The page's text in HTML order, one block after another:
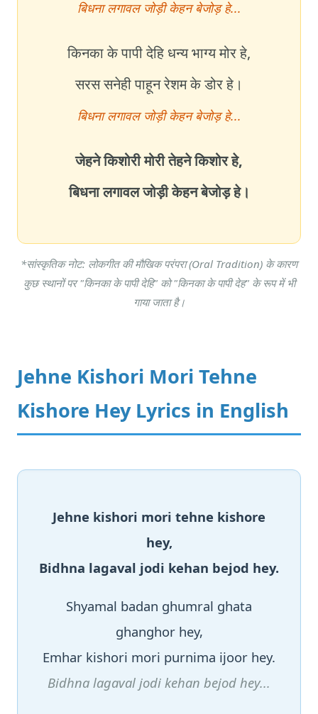
बिधना लगावल जोड़ी केहन बेजोड़ हे...
किनका के पापी देहि धन्य भाग्य मोर हे,
सरस सनेही पाहून रेशम के डोर हे।
बिधना लगावल जोड़ी केहन बेजोड़ हे...
जेहने किशोरी मोरी तेहने किशोर हे,
बिधना लगावल जोड़ी केहन बेजोड़ हे।
*सांस्कृतिक नोट: लोकगीत की मौखिक परंपरा (Oral Tradition) के कारण
कुछ स्थानों पर "किनका के पापी देहि" को "किनका के पापी देह" के रूप में भी
गाया जाता है।
Jehne Kishori Mori Tehne
Kishore Hey Lyrics in English
Jehne kishori mori tehne kishore
hey,
Bidhna lagaval jodi kehan bejod hey.
Shyamal badan ghumral ghata
ghanghor hey,
Emhar kishori mori purnima ijoor hey.
Bidhna lagaval jodi kehan bejod hey...